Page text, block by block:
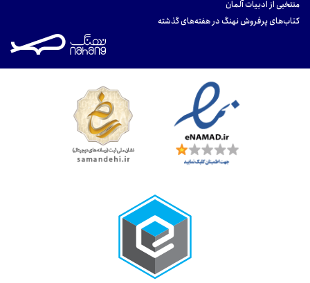
منتخبی از ادبیات آلمان
کتاب‌های پرفروش نهنگ در هفته‌های گذشته